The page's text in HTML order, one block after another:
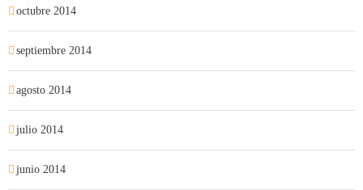
octubre 2014
septiembre 2014
agosto 2014
julio 2014
junio 2014